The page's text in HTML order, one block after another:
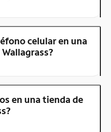
celular en una
en una tienda de